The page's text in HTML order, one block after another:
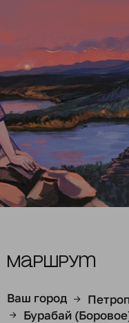
Маршрут
Ваш город →
→ Бурабай